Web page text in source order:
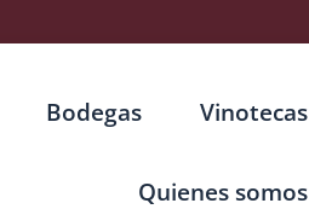
Bodegas Vinotecas
Quienes somos